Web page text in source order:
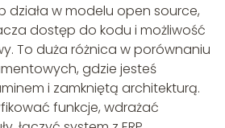
działa w modelu open source,
dostęp do kodu i możliwość
To duża różnica w porównaniu
gdzie jesteś
i zamkniętą architekturą.
funkcje, wdrażać